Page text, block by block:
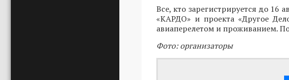
Все, кто зарегистрируется до 16
«КАРДО» и проекта «Другое
авиаперелетом и проживанием.
Фото: организаторы